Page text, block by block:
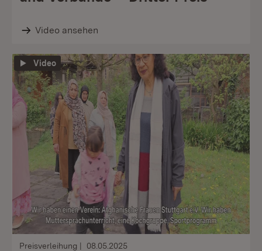
Video ansehen
Video
Preisverleihung 08.05.2025